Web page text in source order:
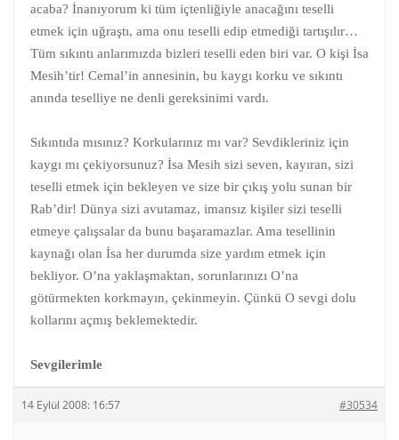
acaba? İnanıyorum ki tüm içtenliğiyle anacağını teselli
etmek için uğraştı, ama onu teselli edip etmediği tartışılır…
Tüm sıkıntı anlarımızda bizleri teselli eden biri var. O kişi İsa
Mesih’tir! Cemal’in annesinin, bu kaygı korku ve sıkıntı
anında teselliye ne denli gereksinimi vardı.
Sıkıntıda mısınız? Korkularınız mı var? Sevdikleriniz için
kaygı mı çekiyorsunuz? İsa Mesih sizi seven, kayıran, sizi
teselli etmek için bekleyen ve size bir çıkış yolu sunan bir
Rab’dir! Dünya sizi avutamaz, imansız kişiler sizi teselli
etmeye çalışsalar da bunu başaramazlar. Ama tesellinin
kaynağı olan İsa her durumda size yardım etmek için
bekliyor. O’na yaklaşmaktan, sorunlarınızı O’na
götürmekten korkmayın, çekinmeyin. Çünkü O sevgi dolu
kollarını açmış beklemektedir.
Sevgilerimle
14 Eylül 2008: 16:57 #30534